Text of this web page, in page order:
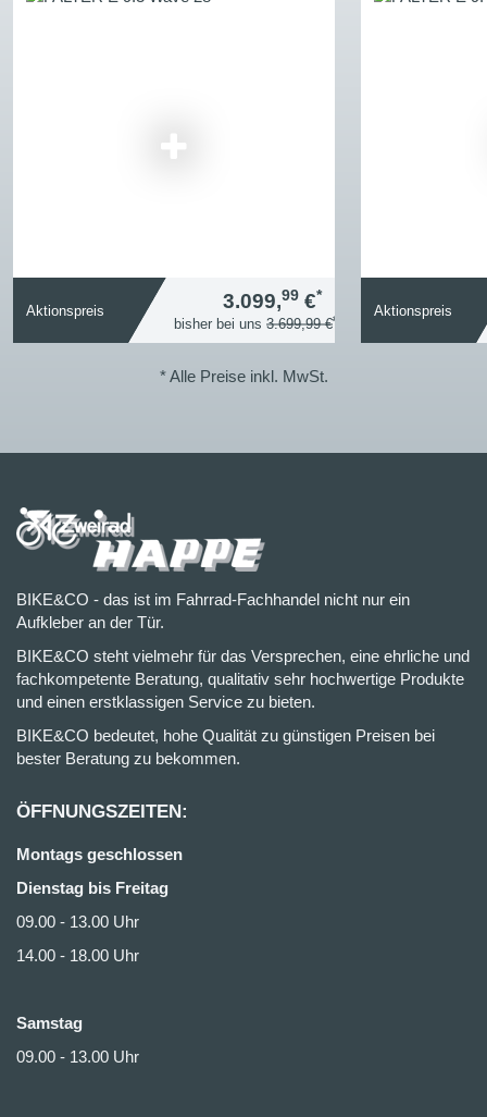
Aktionspreis 3.099,99 €*
bisher bei uns 3.699,99 €*
Aktionspreis
* Alle Preise inkl. MwSt.
BIKE&CO - das ist im Fahrrad-Fachhandel nicht nur ein
Aufkleber an der Tür.
BIKE&CO steht vielmehr für das Versprechen, eine ehrliche und
fachkompetente Beratung, qualitativ sehr hochwertige Produkte
und einen erstklassigen Service zu bieten.
BIKE&CO bedeutet, hohe Qualität zu günstigen Preisen bei
bester Beratung zu bekommen.
ÖFFNUNGSZEITEN:
Montags geschlossen
Dienstag bis Freitag
09.00 - 13.00 Uhr
14.00 - 18.00 Uhr
Samstag
09.00 - 13.00 Uhr